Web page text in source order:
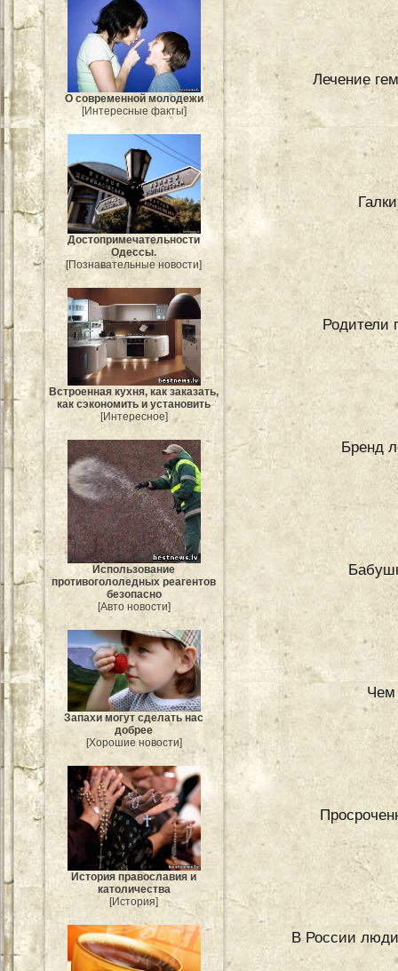
О современной молодежи
[Интересные факты]
Достопримечательности
Одессы.
[Познавательные новости]
Встроенная кухня, как заказать,
как сэкономить и установить
[Интересное]
Использование
противогололедных реагентов
безопасно
[Авто новости]
Запахи могут сделать нас
добрее
[Хорошие новости]
История православия и
католичества
[История]
Лечение
Родители
Бренд
Чем
В России